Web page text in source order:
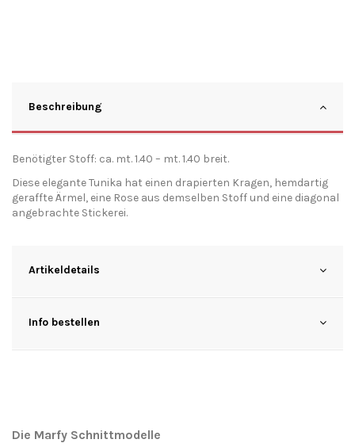
Beschreibung
Benötigter Stoff: ca. mt. 1.40 – mt. 1.40 breit.
Diese elegante Tunika hat einen drapierten Kragen, hemdartig
geraffte Ärmel, eine Rose aus demselben Stoff und eine diagonal
angebrachte Stickerei.
Artikeldetails
Info bestellen
Die Marfy Schnittmodelle